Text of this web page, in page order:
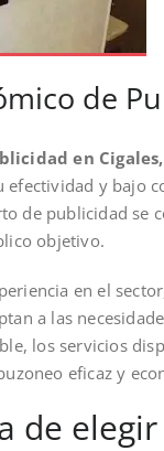
de
en
y bajo
de publicidad se
objetivo.
en el
a las
los servicios
eficaz y
de